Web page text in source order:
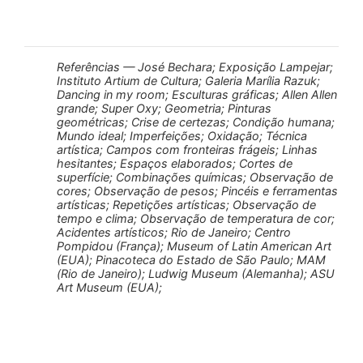
Referências — José Bechara; Exposição Lampejar;
Instituto Artium de Cultura; Galeria Marília Razuk;
Dancing in my room; Esculturas gráficas; Allen Allen
grande; Super Oxy; Geometria; Pinturas
geométricas; Crise de certezas; Condição humana;
Mundo ideal; Imperfeições; Oxidação; Técnica
artística; Campos com fronteiras frágeis; Linhas
hesitantes; Espaços elaborados; Cortes de
superfície; Combinações químicas; Observação de
cores; Observação de pesos; Pincéis e ferramentas
artísticas; Repetições artísticas; Observação de
tempo e clima; Observação de temperatura de cor;
Acidentes artísticos; Rio de Janeiro; Centro
Pompidou (França); Museum of Latin American Art
(EUA); Pinacoteca do Estado de São Paulo; MAM
(Rio de Janeiro); Ludwig Museum (Alemanha); ASU
Art Museum (EUA);